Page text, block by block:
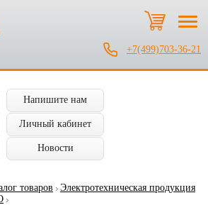
+7(499)703-36-21
Напишите нам
Личный кабинет
Новости
товаров
Электротехническая продукция